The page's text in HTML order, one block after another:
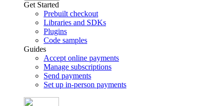
Get Started
Prebuilt checkout
Libraries and SDKs
Plugins
Code samples
Guides
Accept online payments
Manage subscriptions
Send payments
Set up in-person payments